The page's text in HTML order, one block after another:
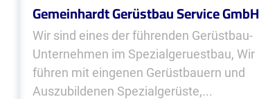
Gemeinhardt Gerüstbau Service GmbH
Wir sind eines der führenden Gerüstbau-
Unternehmen im Spezialgeruestbau, Wir
führen mit eingenen Gerüstbauern und
Auszubildenen Spezialgerüste,...